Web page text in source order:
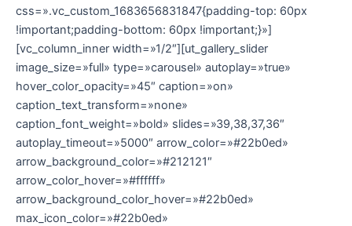
css=».vc_custom_1683656831847{padding-top: 60px
!important;padding-bottom: 60px !important;}»]
[vc_column_inner width=»1/2″][ut_gallery_slider
image_size=»full» type=»carousel» autoplay=»true»
hover_color_opacity=»45″ caption=»on»
caption_text_transform=»none»
caption_font_weight=»bold» slides=»39,38,37,36″
autoplay_timeout=»5000″ arrow_color=»#22b0ed»
arrow_background_color=»#212121″
arrow_color_hover=»#ffffff»
arrow_background_color_hover=»#22b0ed»
max_icon_color=»#22b0ed»